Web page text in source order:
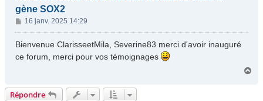
gène SOX2
M
e
s
16 janv. 2025 14:29
Bienvenue ClarisseetMila, Severine83 merci d'avoir inauguré
ce forum, merci pour vos témoignages
Répondre